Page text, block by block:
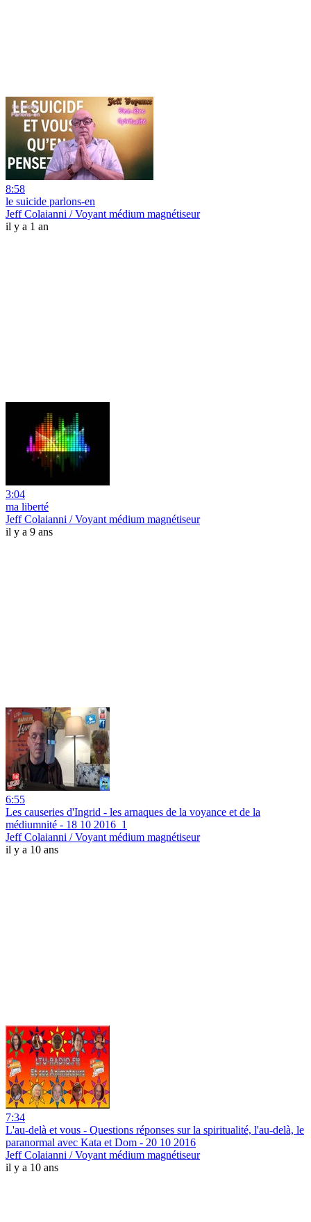
8:58
le suicide parlons-en
Jeff Colaianni / Voyant médium magnétiseur
il y a 1 an
3:04
ma liberté
Jeff Colaianni / Voyant médium magnétiseur
il y a 9 ans
6:55
Les causeries d'Ingrid - les arnaques de la voyance et de la
médiumnité - 18 10 2016_1
Jeff Colaianni / Voyant médium magnétiseur
il y a 10 ans
7:34
L'au-delà et vous - Questions réponses sur la spiritualité, l'au-delà, le
paranormal avec Kata et Dom - 20 10 2016
Jeff Colaianni / Voyant médium magnétiseur
il y a 10 ans